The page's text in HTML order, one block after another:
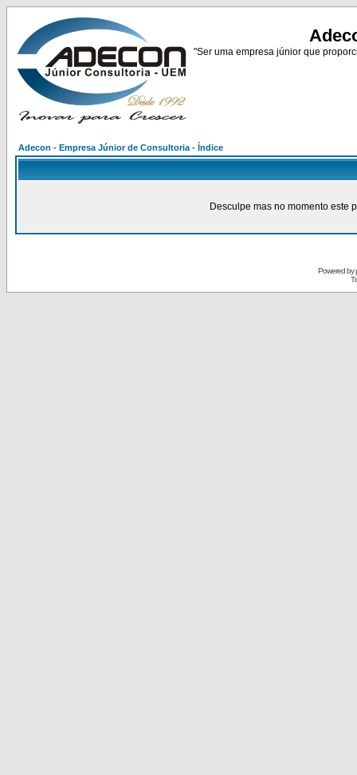
"Ser uma empresa júnior que
Adecon - Empresa Júnior de Consultoria - Índice
Desculpe mas no momento este
Powered by